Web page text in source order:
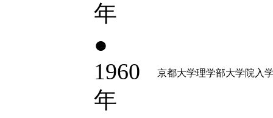
年
●
1960
年
京都大学理学部大学院入